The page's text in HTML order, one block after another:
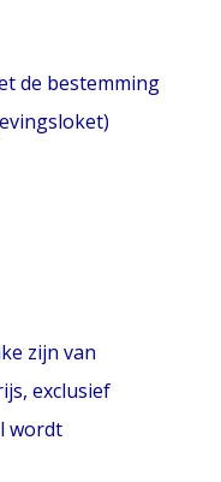
de bestemming
zijn van
exclusief
wordt